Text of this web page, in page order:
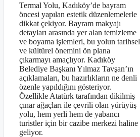
Termal Yolu, Kadıköy’de bayram
öncesi yapılan estetik düzenlemelerle
dikkat çekiyor. Bayram makyajı
detayları arasında yer alan temizleme
ve boyama işlemleri, bu yolun tarihsel
ve kültürel önemini ön plana
çıkarmayı amaçlıyor. Kadıköy
Belediye Başkanı Yılmaz Tavşan’ın
açıklamaları, bu hazırlıkların ne denli
özenle yapıldığını gösteriyor.
Özellikle Atatürk tarafından dikilmiş
çınar ağaçları ile çevrili olan yürüyüş
yolu, hem yerli hem de yabancı
turistler için bir cazibe merkezi haline
geliyor.